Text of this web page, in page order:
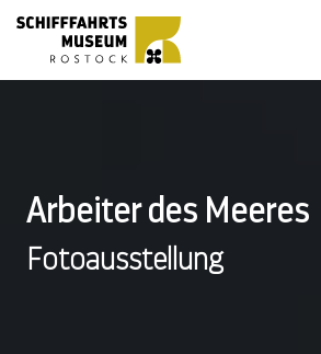
Arbeiter des Meeres
Fotoausstellung